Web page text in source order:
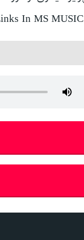
In MS MUSIC